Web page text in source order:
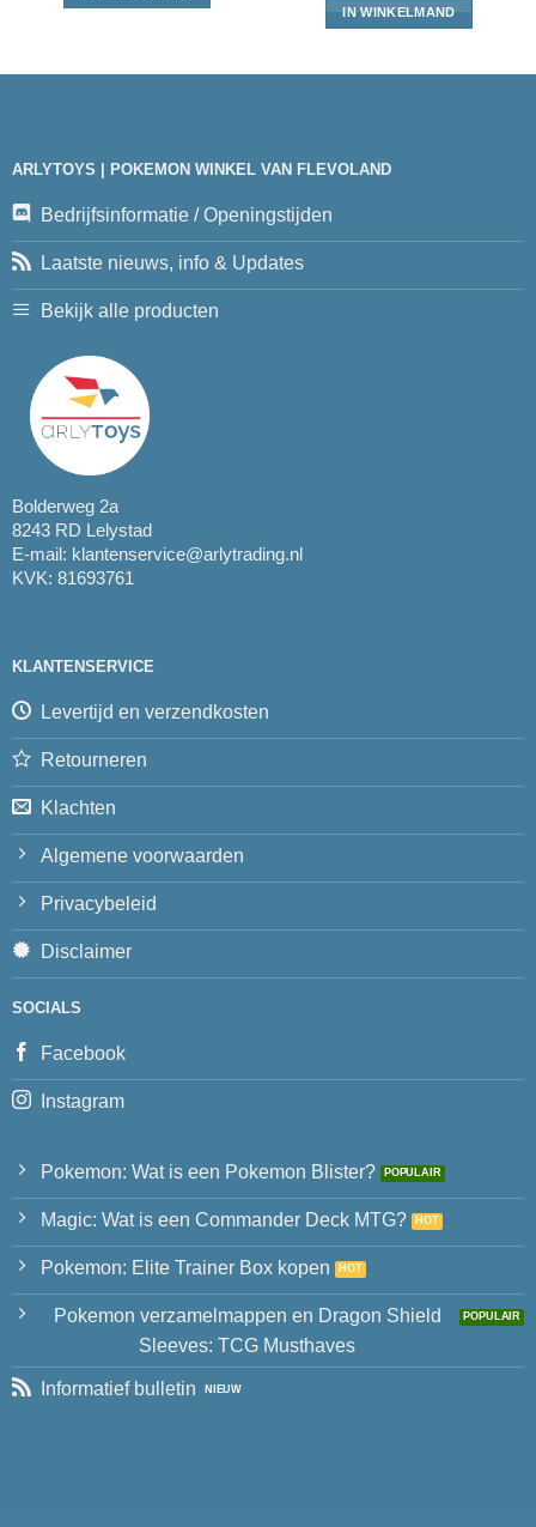
IN WINKELMAND
ARLYTOYS | POKEMON WINKEL VAN FLEVOLAND
Bedrijfsinformatie / Openingstijden
Laatste nieuws, info & Updates
Bekijk alle producten
Bolderweg 2a
8243 RD Lelystad
E-mail: klantenservice@arlytrading.nl
KVK: 81693761
KLANTENSERVICE
Levertijd en verzendkosten
Retourneren
Klachten
Algemene voorwaarden
Privacybeleid
Disclaimer
SOCIALS
Facebook
Instagram
Pokemon: Wat is een Pokemon Blister?
Magic: Wat is een Commander Deck MTG?
Pokemon: Elite Trainer Box kopen
Pokemon verzamelmappen en Dragon Shield
Sleeves: TCG Musthaves
Informatief bulletin